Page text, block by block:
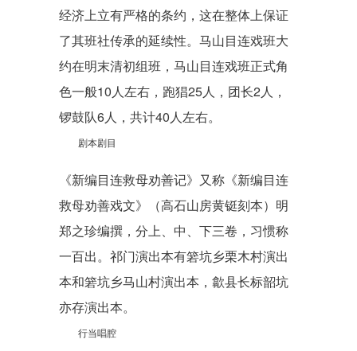
经济上立有严格的条约，这在整体上保证
了其班社传承的延续性。马山目连戏班大
约在明末清初组班，马山目连戏班正式角
色一般10人左右，跑猖25人，团长2人，
锣鼓队6人，共计40人左右。
剧本剧目
《新编目连救母劝善记》又称《新编目连
救母劝善戏文》（高石山房黄铤刻本）明
郑之珍编撰，分上、中、下三卷，习惯称
一百出。祁门演出本有箬坑乡栗木村演出
本和箬坑乡马山村演出本，歙县长标韶坑
亦存演出本。
行当唱腔